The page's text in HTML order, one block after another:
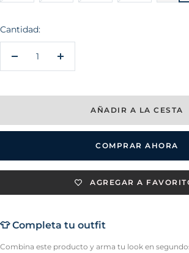
Cantidad:
Decrecer
Aumentar
AÑADIR A LA CESTA
COMPRAR AHORA
AGREGAR A
👕 Completa tu outfit
Combina este producto y arma tu look en